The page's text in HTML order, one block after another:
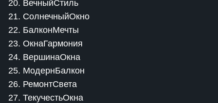
20. ВечныйСтиль
21. СолнечныйОкно
22. БалконМечты
23. ОкнаГармония
24. ВершинаОкна
25. МодернБалкон
26. РемонтСвета
27. ТекучестьОкна